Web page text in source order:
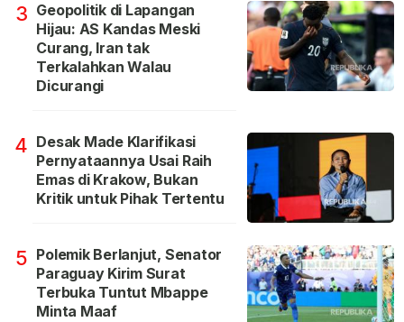
3 Geopolitik di Lapangan
Hijau: AS Kandas Meski
Curang, Iran tak
Terkalahkan Walau
Dicurangi
4 Desak Made Klarifikasi
Pernyataannya Usai Raih
Emas di Krakow, Bukan
Kritik untuk Pihak Tertentu
5 Polemik Berlanjut, Senator
Paraguay Kirim Surat
Terbuka Tuntut Mbappe
Minta Maaf